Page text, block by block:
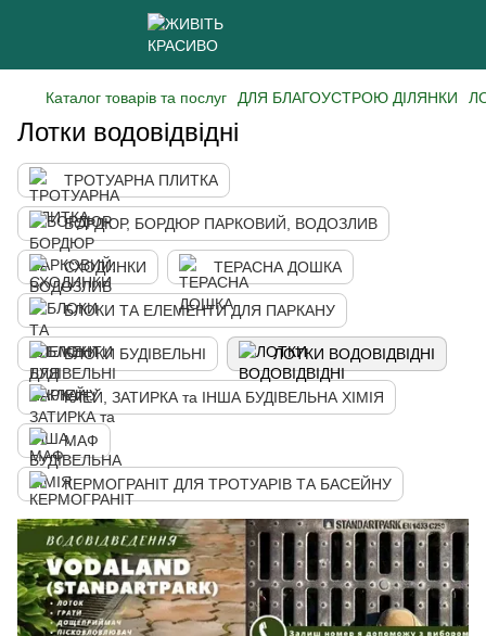
Каталог товарів та послуг ДЛЯ БЛАГОУСТРОЮ ДІЛЯНКИ
Лотки водовідвідні
ТРОТУАРНА ПЛИТКА
БОРДЮР, БОРДЮР ПАРКОВИЙ, ВОДОЗЛИВ
СХОДИНКИ ТЕРАСНА ДОШКА
БЛОКИ ТА ЕЛЕМЕНТИ ДЛЯ ПАРКАНУ
БЛОКИ БУДІВЕЛЬНІ ЛОТКИ ВОДОВІДВІДНІ
КЛЕЙ, ЗАТИРКА та ІНША БУДІВЕЛЬНА ХІМІЯ
МАФ
КЕРМОГРАНІТ ДЛЯ ТРОТУАРІВ ТА БАСЕЙНУ